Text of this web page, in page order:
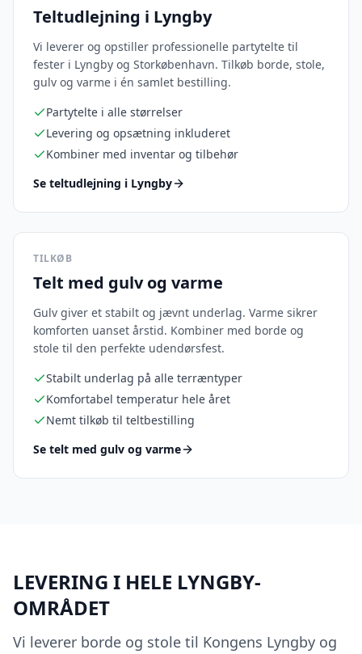
Teltudlejning i Lyngby
Vi leverer og opstiller professionelle partytelte til
fester i Lyngby og Storkøbenhavn. Tilkøb borde, stole,
gulv og varme i én samlet bestilling.
Partytelte i alle størrelser
Levering og opsætning inkluderet
Kombiner med inventar og tilbehør
Se teltudlejning i Lyngby
TILKØB
Telt med gulv og varme
Gulv giver et stabilt og jævnt underlag. Varme sikrer
komforten uanset årstid. Kombiner med borde og
stole til den perfekte udendørsfest.
Stabilt underlag på alle terræntyper
Komfortabel temperatur hele året
Nemt tilkøb til teltbestilling
Se telt med gulv og varme
LEVERING I HELE LYNGBY-
OMRÅDET
Vi leverer borde og stole til Kongens Lyngby og